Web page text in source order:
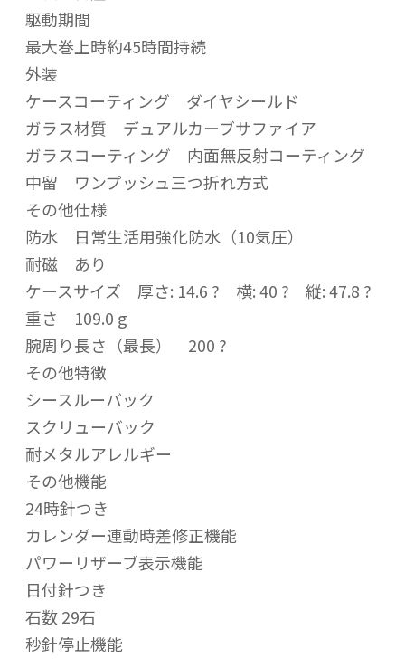
駆動期間
最大巻上時約45時間持続
外装
ケースコーティング ダイヤシールド
ガラス材質 デュアルカーブサファイア
ガラスコーティング 内面無反射コーティング
中留 ワンプッシュ三つ折れ方式
その他仕様
防水 日常生活用強化防水（10気圧）
耐磁 あり
ケースサイズ 厚さ: 14.6 ? 横: 40 ? 縦: 47.8 ?
重さ 109.0 g
腕周り長さ（最長） 200 ?
その他特徴
シースルーバック
スクリューバック
耐メタルアレルギー
その他機能
24時針つき
カレンダー連動時差修正機能
パワーリザーブ表示機能
日付針つき
石数 29石
秒針停止機能